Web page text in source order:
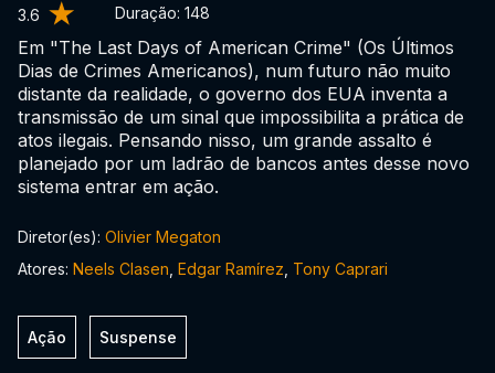
3.6 Duração: 148
Em "The Last Days of American Crime" (Os Últimos
Dias de Crimes Americanos), num futuro não muito
distante da realidade, o governo dos EUA inventa a
transmissão de um sinal que impossibilita a prática de
atos ilegais. Pensando nisso, um grande assalto é
planejado por um ladrão de bancos antes desse novo
sistema entrar em ação.
Diretor(es): Olivier Megaton
Atores: Neels Clasen Edgar Ramírez Tony Caprari
Ação Suspense